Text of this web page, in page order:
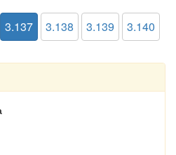
3.137 3.138 3.139 3.140